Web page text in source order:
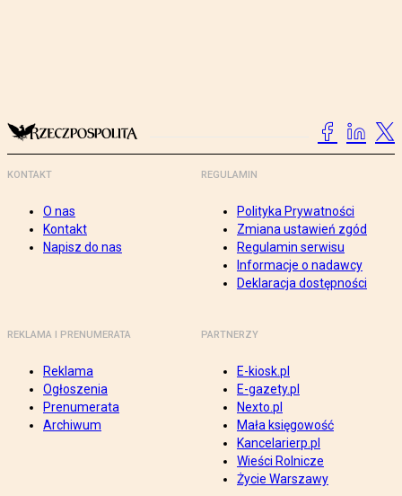
KONTAKT
O nas
Kontakt
Napisz do nas
REGULAMIN
Polityka Prywatności
Zmiana ustawień zgód
Regulamin serwisu
Informacje o nadawcy
Deklaracja dostępności
REKLAMA I PRENUMERATA
Reklama
Ogłoszenia
Prenumerata
Archiwum
PARTNERZY
E-kiosk.pl
E-gazety.pl
Nexto.pl
Mała księgowość
Kancelarierp.pl
Wieści Rolnicze
Życie Warszawy